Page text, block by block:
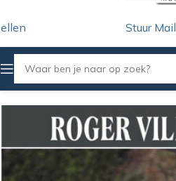
Stuur Mail
Home/iTunes Download